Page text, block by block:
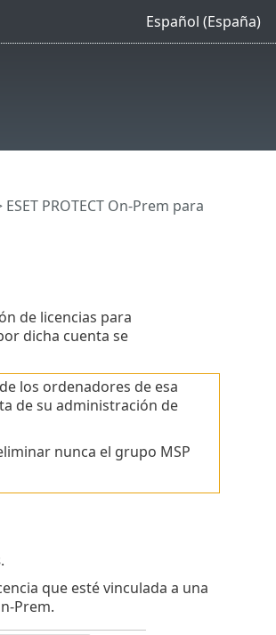
Español (España)
ESET PROTECT On-Prem para
de licencias para
dicha cuenta se
los ordenadores de esa
de su administración de
nunca el grupo MSP
.
que esté vinculada a una
Prem.